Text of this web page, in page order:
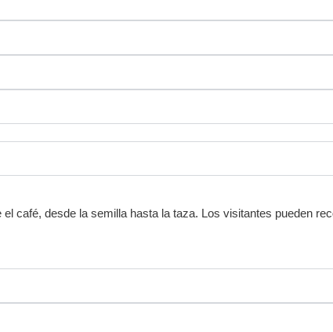
café, desde la semilla hasta la taza. Los visitantes pueden